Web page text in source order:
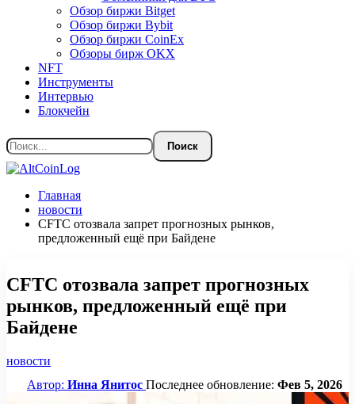
Обзор биржи Bitget
Обзор биржи Bybit
Обзор биржи CoinEx
Обзоры бирж OKX
NFT
Инструменты
Интервью
Блокчейн
Главная
новости
CFTC отозвала запрет прогнозных рынков,
предложенный ещё при Байдене
CFTC отозвала запрет прогнозных
рынков, предложенный ещё при
Байдене
новости
Автор: Инна Янитос Последнее обновление: Фев 5, 2026